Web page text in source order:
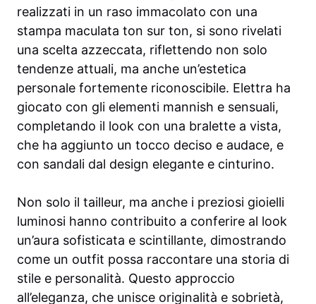
realizzati in un raso immacolato con una
stampa maculata ton sur ton, si sono rivelati
una scelta azzeccata, riflettendo non solo
tendenze attuali, ma anche un’estetica
personale fortemente riconoscibile. Elettra ha
giocato con gli elementi mannish e sensuali,
completando il look con una bralette a vista,
che ha aggiunto un tocco deciso e audace, e
con sandali dal design elegante e cinturino.
Non solo il tailleur, ma anche i preziosi gioielli
luminosi hanno contribuito a conferire al look
un’aura sofisticata e scintillante, dimostrando
come un outfit possa raccontare una storia di
stile e personalità. Questo approccio
all’eleganza, che unisce originalità e sobrietà,